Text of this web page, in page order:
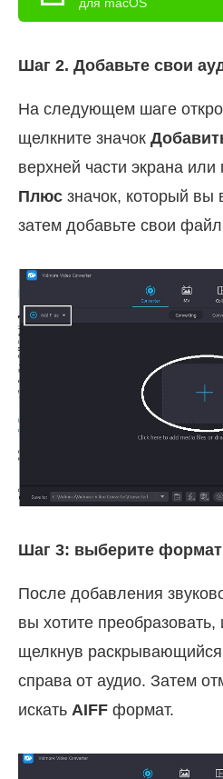
Шаг 2. Добавьте свои
На следующем шаге
щелкните значок
верхней части экрана или
Плюс значок, который вы
затем добавьте свои
Шаг 3: выберите формат
После добавления
вы хотите
щелкнув раскрывающийся
справа от аудио. Затем
искать AIFF формат.